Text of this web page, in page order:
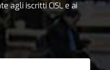
agli iscritti CISL e ai